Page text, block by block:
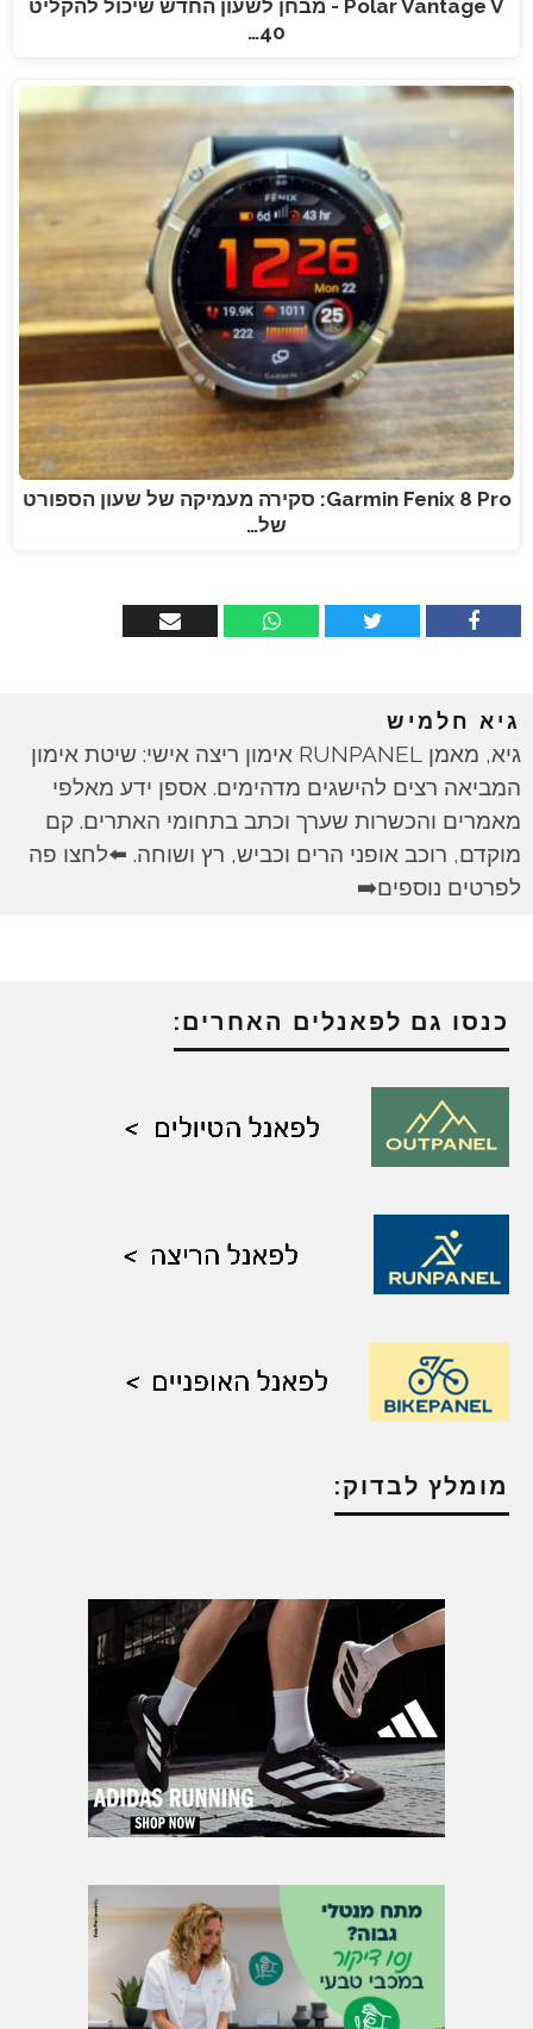
Polar Vantage V - מבחן לשעון החדש שיכול להקליט
40…
Garmin Fenix 8 Pro: סקירה מעמיקה של שעון הספורט
של…
גיא חלמיש
גיא, מאמן RUNPANEL אימון ריצה אישי: שיטת אימון
המביאה רצים להישגים מדהימים. אספן ידע מאלפי
מאמרים והכשרות שערך וכתב בתחומי האתרים. קם
מוקדם, רוכב אופני הרים וכביש, רץ ושוחה. ⬅️לחצו פה
לפרטים נוספים➡️
כנסו גם לפאנלים האחרים:
מומלץ לבדוק: